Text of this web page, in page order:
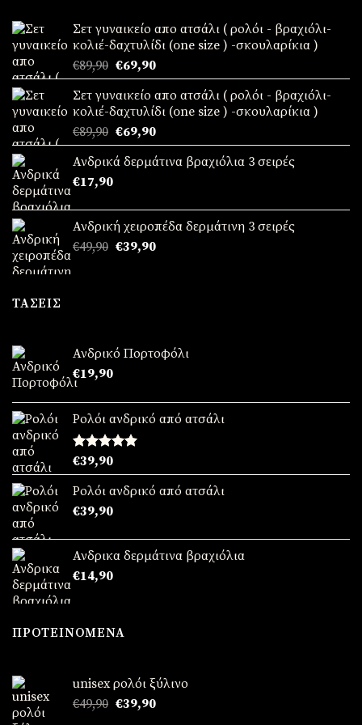
Σετ γυναικείο απο ατσάλι ( ρολόι - βραχιόλι-
κολιέ-δαχτυλίδι (one size ) -σκουλαρίκια )
€89,90 Original
price
was:
€89,90.
€69,90Η
τρέχουσα
τιμή
είναι:
€69,90.
Σετ γυναικείο απο ατσάλι ( ρολόι - βραχιόλι-
κολιέ-δαχτυλίδι (one size ) -σκουλαρίκια )
€89,90 Original
price
was:
€69,90Η
τρέχουσα
τιμή
Ανδρικά δερμάτινα βραχιόλια 3 σειρές
€17,90
Ανδρική χειροπέδα δερμάτινη 3 σειρές
€49,90 Original
€39,90Η
ΤΆΣΕΙΣ
Ανδρικό Πορτοφόλι
€19,90
Ρολόι ανδρικό από ατσάλι
Βαθμολογήθηκε
με5.00
από 5
€39,90
Ρολόι ανδρικό από ατσάλι
€39,90
Ανδρικα δερμάτινα βραχιόλια
€14,90
ΠΡΟΤΕΙΝΌΜΕΝΑ
unisex ρολόι ξύλινο
€49,90 Original
€39,90Η